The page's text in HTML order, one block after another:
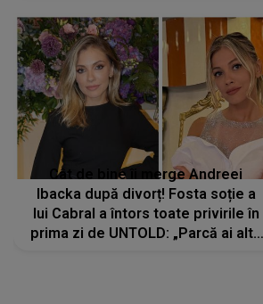
Cât de bine îi merge Andreei
Ibacka după divorț! Fosta soție a
lui Cabral a întors toate privirile în
prima zi de UNTOLD: „Parcă ai altă